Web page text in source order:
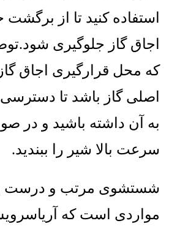
استفاده کنید تا از
اجاق گاز جلوگیری شود.
که محل قرارگیری اجاق
اصلی گاز باشد تا
به آن داشته باشید و در
سرعت بالا شیر را ببندید.
شستشوی مرتب و درست
مواردی است که